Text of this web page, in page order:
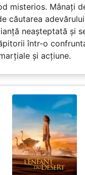
misterios. Mânați
căutarea
neașteptată și
într-o
și acțiune.